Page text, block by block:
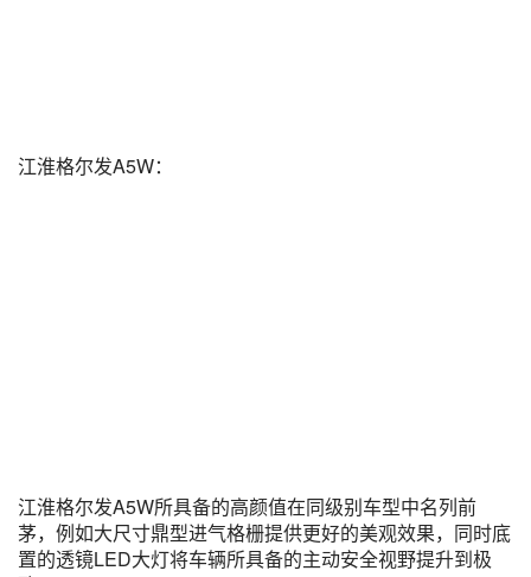
江淮格尔发A5W：
江淮格尔发A5W所具备的高颜值在同级别车型中名列前
茅，例如大尺寸鼎型进气格栅提供更好的美观效果，同时底
置的透镜LED大灯将车辆所具备的主动安全视野提升到极